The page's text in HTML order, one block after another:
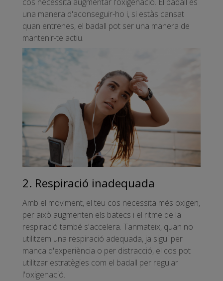
una manera d'aconseguir-ho i, si estàs cansat
quan entrenes, el badall pot ser una manera de
mantenir-te actiu.
2. Respiració inadequada
Amb el moviment, el teu cos necessita més oxigen,
per això augmenten els batecs i el ritme de la
respiració també s'accelera. Tanmateix, quan no
utilitzem una respiració adequada, ja sigui per
manca d'experiència o per distracció, el cos pot
utilitzar estratègies com el badall per regular
l'oxigenació.